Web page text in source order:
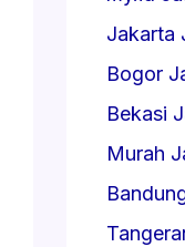
Jakarta
Bogor
Bekasi
Murah